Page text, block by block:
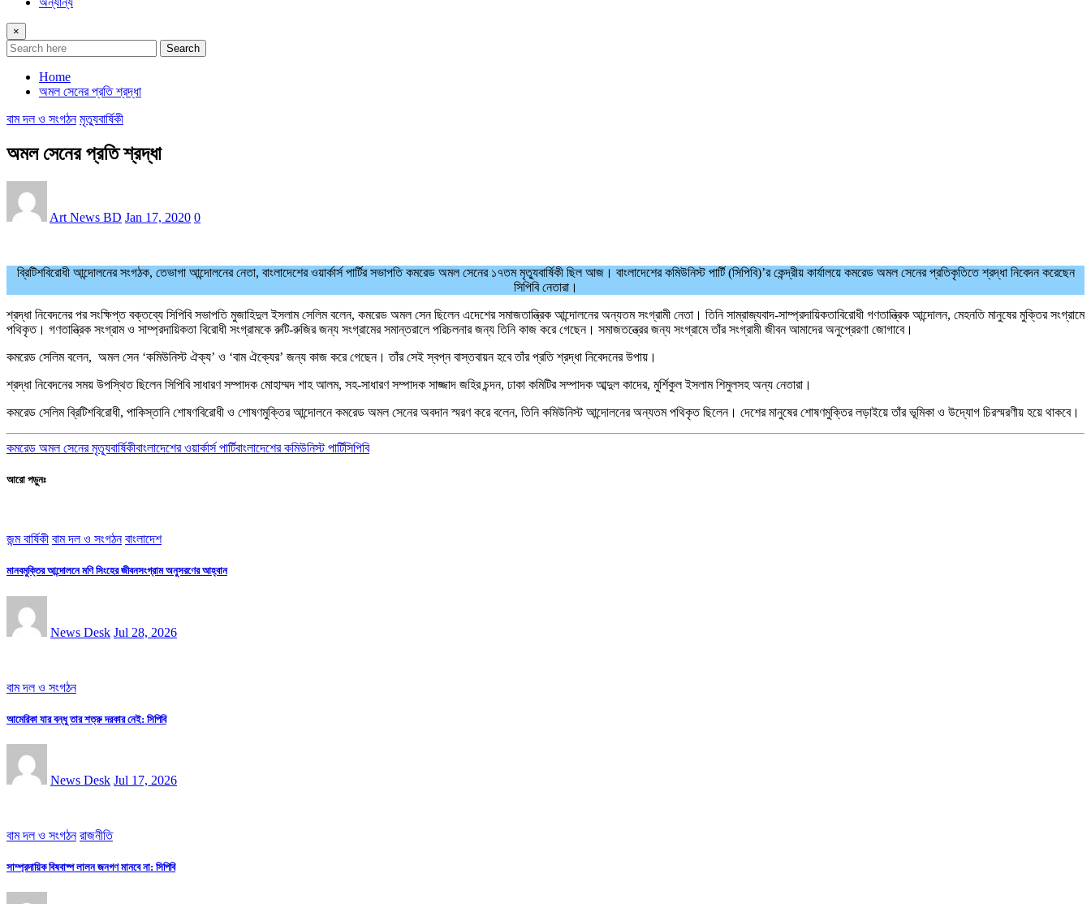
×
Search
Home
অমল সেনের প্রতি শ্রদ্ধা
বাম দল ও সংগঠন মৃত্যুবার্ষিকী
অমল সেনের প্রতি শ্রদ্ধা
Art News BD Jan 17, 2020 0
ব্রিটিশবিরোধী আন্দোলনের সংগঠক, তেভাগা আন্দোলনের নেতা, বাংলাদেশের ওয়ার্কার্স পার্টির সভাপতি কমরেড অমল সেনের ১৭তম মৃত্যুবার্ষিকী ছিল আজ। বাংলাদেশের কমিউনিস্ট পার্টি (সিপিবি)’র কেন্দ্রীয় কার্যালয়ে কমরেড অমল সেনের প্রতিকৃতিতে শ্রদ্ধা নিবেদন করেছেন
সিপিবি নেতারা।
শ্রদ্ধা নিবেদনের পর সংক্ষিপ্ত বক্তব্যে সিপিবি সভাপতি মুজাহিদুল ইসলাম সেলিম বলেন, কমরেড অমল সেন ছিলেন এদেশের সমাজতান্ত্রিক আন্দোলনের অন্যতম সংগ্রামী নেতা। তিনি সাম্রাজ্যবাদ-সাম্প্রদায়িকতাবিরোধী গণতান্ত্রিক আন্দোলন, মেহনতি মানুষের মুক্তির সংগ্রামে
পথিকৃত। গণতান্ত্রিক সংগ্রাম ও সাম্প্রদায়িকতা বিরোধী সংগ্রামকে রুটি-রুজির জন্য সংগ্রামের সমান্তরালে পরিচলনার জন্য তিনি কাজ করে গেছেন। সমাজতন্ত্রের জন্য সংগ্রামে তাঁর সংগ্রামী জীবন আমাদের অনুপ্রেরণা জোগাবে।
কমরেড সেলিম বলেন, অমল সেন ‘কমিউনিস্ট ঐক্য’ ও ‘বাম ঐক্যের’ জন্য কাজ করে গেছেন। তাঁর সেই স্বপ্ন বাস্তবায়ন হবে তাঁর প্রতি শ্রদ্ধা নিবেদনের উপায়।
শ্রদ্ধা নিবেদনের সময় উপস্থিত ছিলেন সিপিবি সাধারণ সম্পাদক মোহাম্মদ শাহ আলম, সহ-সাধারণ সম্পাদক সাজ্জাদ জহির চন্দন, ঢাকা কমিটির সম্পাদক আব্দুল কাদের, মুর্শিকুল ইসলাম শিমুলসহ অন্য নেতারা।
কমরেড সেলিম ব্রিটিশবিরোধী, পাকিস্তানি শোষণবিরোধী ও শোষণমুক্তির আন্দোলনে কমরেড অমল সেনের অবদান স্মরণ করে বলেন, তিনি কমিউনিস্ট আন্দোলনের অন্যতম পথিকৃত ছিলেন। দেশের মানুষের শোষণমুক্তির লড়াইয়ে তাঁর ভূমিকা ও উদ্যোগ চিরস্মরণীয় হয়ে থাকবে।
কমরেড অমল সেনের মৃত্যূবার্ষিকীবাংলাদেশের ওয়ার্কার্স পার্টিবাংলাদেশের কমিউনিস্ট পার্টিসিপিবি
আরো পড়ুনঃ
জন্ম বার্ষিকী বাম দল ও সংগঠন বাংলাদেশ
মানবমুক্তির আন্দোলনে মণি সিংহের জীবনসংগ্রাম অনুসরণের আহ্বান
News Desk Jul 28, 2026
বাম দল ও সংগঠন
আমেরিকা যার বন্ধু তার শত্রু দরকার নেই: সিপিবি
News Desk Jul 17, 2026
বাম দল ও সংগঠন রাজনীতি
সাম্প্রদায়িক বিষবাষ্প লালন জনগণ মানবে না: সিপিবি